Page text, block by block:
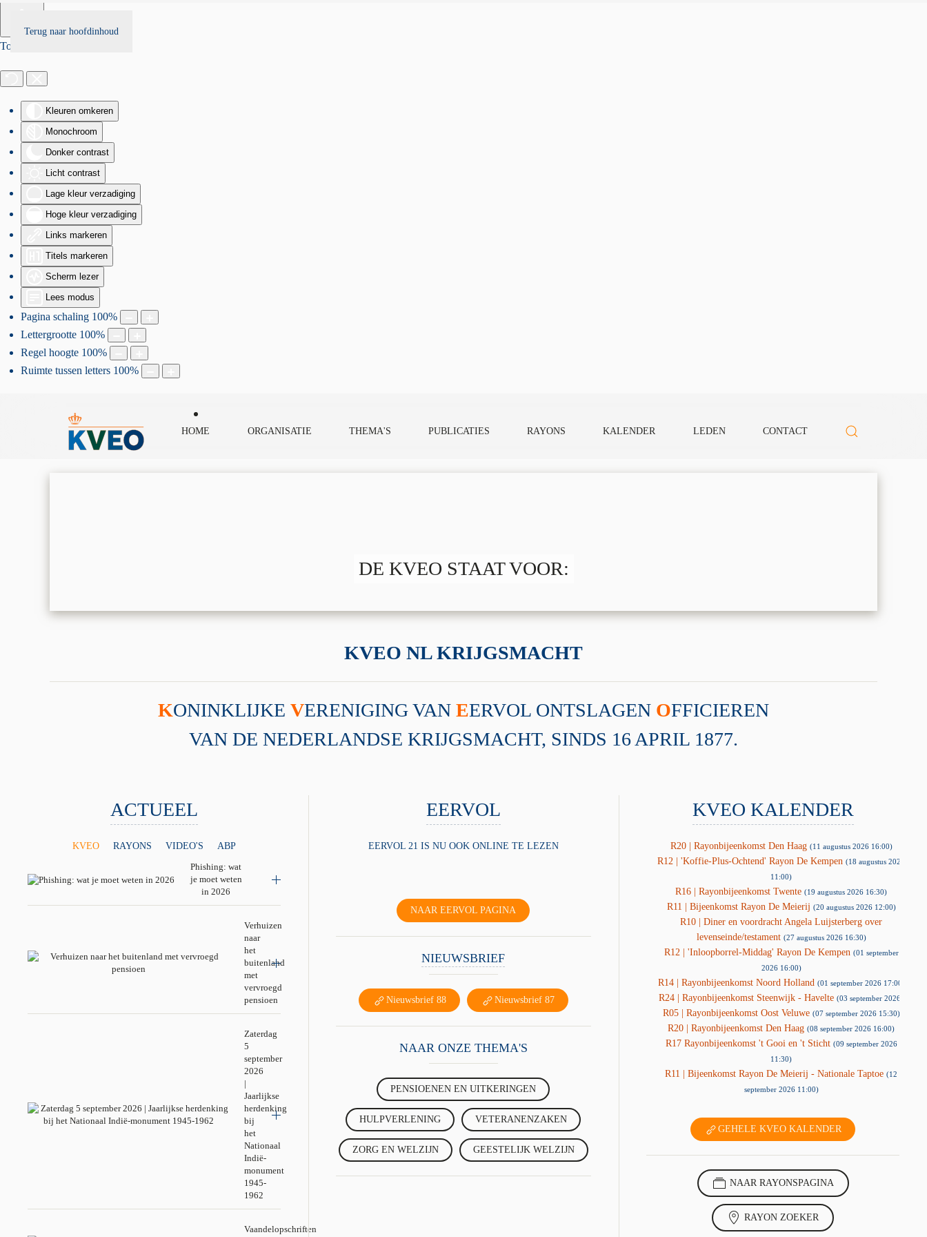
Toegankelijkheid
Kleuren omkeren
Monochroom
Donker contrast
Licht contrast
Lage kleur verzadiging
Hoge kleur verzadiging
Links markeren
Titels markeren
Scherm lezer
Lees modus
Pagina schaling 100%
Lettergrootte 100%
Regel hoogte 100%
Ruimte tussen letters 100%
Terug naar hoofdinhoud
HOME ORGANISATIE THEMA'S PUBLICATIES RAYONS KALENDER LEDEN CONTACT
DE KVEO STAAT VOOR:
KVEO NL KRIJGSMACHT
KONINKLIJKE VERENIGING VAN EERVOL ONTSLAGEN OFFICIEREN
VAN DE NEDERLANDSE KRIJGSMACHT, SINDS 16 APRIL 1877.
ACTUEEL
KVEO RAYONS VIDEO'S
ABP
Phishing: wat
je moet weten
in 2026
Verhuizen
naar
het
buitenland
met
vervroegd
pensioen
Zaterdag
5
september
2026
|
Jaarlijkse
herdenking
bij
het
Nationaal
Indië-
monument
1945-
1962
Vaandelopschriften
EERVOL
EERVOL 21 IS NU OOK ONLINE TE LEZEN
NAAR EERVOL PAGINA
NIEUWSBRIEF
Nieuwsbrief 88 Nieuwsbrief 87
NAAR ONZE THEMA'S
PENSIOENEN EN UITKERINGEN
HULPVERLENING VETERANENZAKEN
ZORG EN WELZIJN GEESTELIJK WELZIJN
KVEO KALENDER
R20 | Rayonbijeenkomst Den Haag (11 augustus 2026 16:00)
R12 | 'Koffie-Plus-Ochtend' Rayon De Kempen (18 augustus 2026
11:00)
R16 | Rayonbijeenkomst Twente (19 augustus 2026 16:30)
R11 | Bijeenkomst Rayon De Meierij (20 augustus 2026 12:00)
R10 | Diner en voordracht Angela Luijsterberg over
levenseinde/testament (27 augustus 2026 16:30)
R12 | 'Inloopborrel-Middag' Rayon De Kempen (01 september
2026 16:00)
R14 | Rayonbijeenkomst Noord Holland (01 september 2026 17:00)
R24 | Rayonbijeenkomst Steenwijk - Havelte (03 september 2026)
R05 | Rayonbijeenkomst Oost Veluwe (07 september 2026 15:30)
R20 | Rayonbijeenkomst Den Haag (08 september 2026 16:00)
R17 Rayonbijeenkomst 't Gooi en 't Sticht (09 september 2026
11:30)
R11 | Bijeenkomst Rayon De Meierij - Nationale Taptoe (12
september 2026 11:00)
GEHELE KVEO KALENDER
NAAR RAYONSPAGINA
RAYON ZOEKER